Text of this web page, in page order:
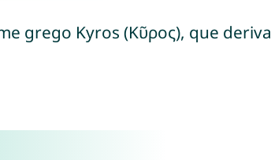
grego Kyros (Κῦρος), que deriva